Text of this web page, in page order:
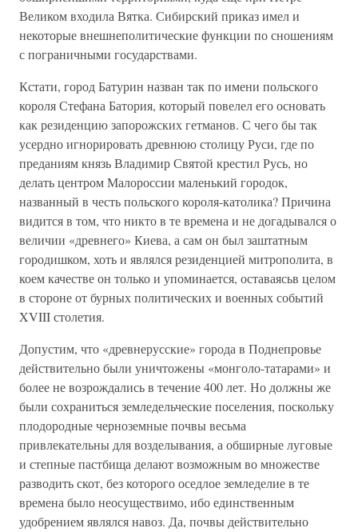
Великом входила Вятка. Сибирский приказ имел и
некоторые внешнеполитические функции по сношениям
с пограничными государствами.
Кстати, город Батурин назван так по имени польского
короля Стефана Батория, который повелел его основать
как резиденцию запорожских гетманов. С чего бы так
усердно игнорировать древнюю столицу Руси, где по
преданиям князь Владимир Святой крестил Русь, но
делать центром Малороссии маленький городок,
названный в честь польского короля-католика? Причина
видится в том, что никто в те времена и не догадывался о
величии «древнего» Киева, а сам он был заштатным
городишком, хоть и являлся резиденцией митрополита, в
коем качестве он только и упоминается, оставаясьв целом
в стороне от бурных политических и военных событий
XVIII столетия.
Допустим, что «древнерусские» города в Поднепровье
действительно были уничтожены «монголо-татарами» и
более не возрождались в течение 400 лет. Но должны же
были сохраниться земледельческие поселения, поскольку
плодородные черноземные почвы весьма
привлекательны для возделывания, а обширные луговые
и степные пастбища делают возможным во множестве
разводить скот, без которого оседлое земледелие в те
времена было неосуществимо, ибо единственным
удобрением являлся навоз. Да, почвы действительно